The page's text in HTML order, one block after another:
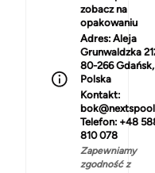
zobacz na
opakowaniu
Adres: Aleja
Grunwaldzka
80-266 Gdańsk,
Polska
Kontakt:
Telefon: +48
810 078
Zapewniamy
zgodność z